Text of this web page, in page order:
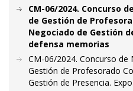
CM-06/2024. Concurso
de Gestión de
Negociado de Gestión
defensa memorias
CM-06/2024. Concurso de
Gestión de Profesorado
Gestión de Presencia.